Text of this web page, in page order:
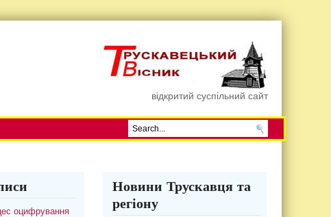
відкритий суспільний сайт
оцифрування
Новини Трускавця та
регіону